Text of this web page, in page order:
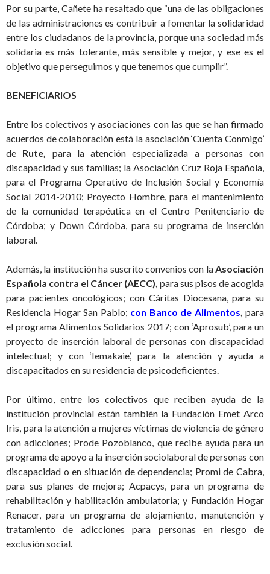
Por su parte, Cañete ha resaltado que “una de las obligaciones
de las administraciones es contribuir a fomentar la solidaridad
entre los ciudadanos de la provincia, porque una sociedad más
solidaria es más tolerante, más sensible y mejor, y ese es el
objetivo que perseguimos y que tenemos que cumplir”.
BENEFICIARIOS
Entre los colectivos y asociaciones con las que se han firmado
acuerdos de colaboración está la asociación ‘Cuenta Conmigo’
de Rute,
para la atención especializada a personas con
discapacidad y sus familias; la Asociación Cruz Roja Española,
para el Programa Operativo de Inclusión Social y Economía
Social 2014-2010; Proyecto Hombre, para el mantenimiento
de la comunidad terapéutica en el Centro Penitenciario de
Córdoba; y Down Córdoba, para su programa de inserción
laboral.
Además, la institución ha suscrito convenios con la Asociación
Española contra el Cáncer (AECC), para sus pisos de acogida
para pacientes oncológicos; con Cáritas Diocesana, para su
Residencia Hogar San Pablo; con Banco de Alimentos para
el programa Alimentos Solidarios 2017; con ‘Aprosub’, para un
proyecto de inserción laboral de personas con discapacidad
intelectual; y con ‘Iemakaie’, para la atención y ayuda a
discapacitados en su residencia de psicodeficientes.
Por último, entre los colectivos que reciben ayuda de la
institución provincial están también la Fundación Emet Arco
Iris, para la atención a mujeres víctimas de violencia de género
con adicciones; Prode Pozoblanco, que recibe ayuda para un
programa de apoyo a la inserción sociolaboral de personas con
discapacidad o en situación de dependencia; Promi de Cabra,
para sus planes de mejora; Acpacys, para un programa de
rehabilitación y habilitación ambulatoria; y Fundación Hogar
Renacer, para un programa de alojamiento, manutención y
tratamiento de adicciones para personas en riesgo de
exclusión social.